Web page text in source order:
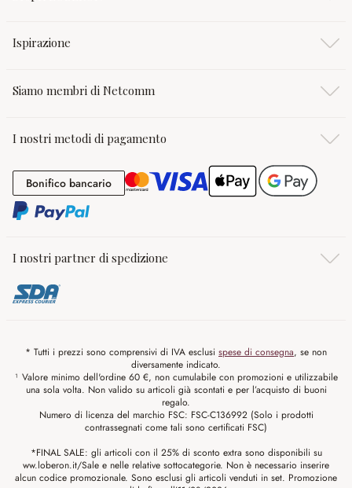
Ispirazione
Siamo membri di Netcomm
I nostri metodi di pagamento
Bonifico bancarioBonifico bancario
I nostri partner di spedizione
* Tutti i prezzi sono comprensivi di IVA esclusi spese di consegna, se non
diversamente indicato.
¹ Valore minimo dell'ordine 60 €, non cumulabile con promozioni e utilizzabile
una sola volta. Non valido su articoli già scontati e per l’acquisto di buoni
regalo.
Numero di licenza del marchio FSC: FSC-C136992 (Solo i prodotti
contrassegnati come tali sono certificati FSC)
*FINAL SALE: gli articoli con il 25% di sconto extra sono disponibili su
ww.loberon.it/Sale e nelle relative sottocategorie. Non è necessario inserire
alcun codice promozionale. Sono esclusi gli articoli venduti in set. Promozione